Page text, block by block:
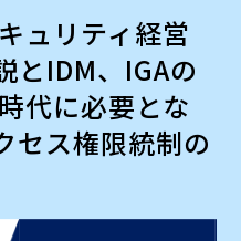
ュリティ経営
とIDM、IGAの
代に必要とな
セス権限統制の